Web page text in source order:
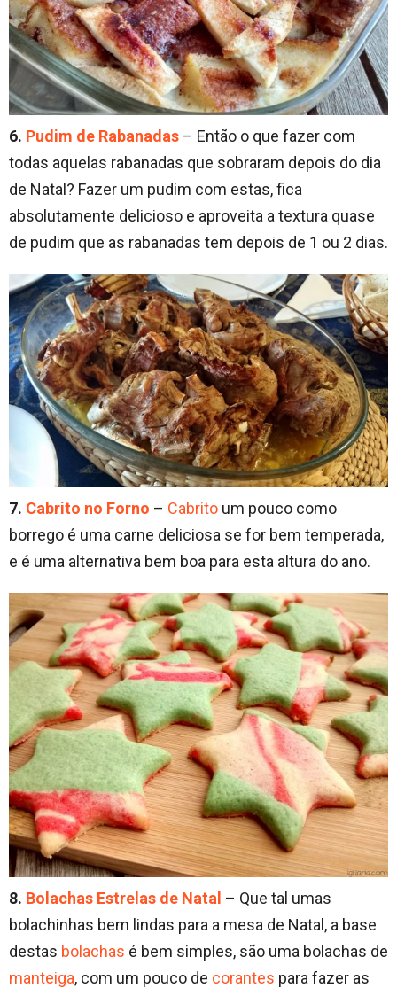
6. Pudim de Rabanadas – Então o que fazer com
todas aquelas rabanadas que sobraram depois do dia
de Natal? Fazer um pudim com estas, fica
absolutamente delicioso e aproveita a textura quase
de pudim que as rabanadas tem depois de 1 ou 2 dias.
7. Cabrito no Forno – Cabrito um pouco como
borrego é uma carne deliciosa se for bem temperada,
e é uma alternativa bem boa para esta altura do ano.
8. Bolachas Estrelas de Natal – Que tal umas
bolachinhas bem lindas para a mesa de Natal, a base
destas bolachas é bem simples, são uma bolachas de
manteiga, com um pouco de corantes para fazer as